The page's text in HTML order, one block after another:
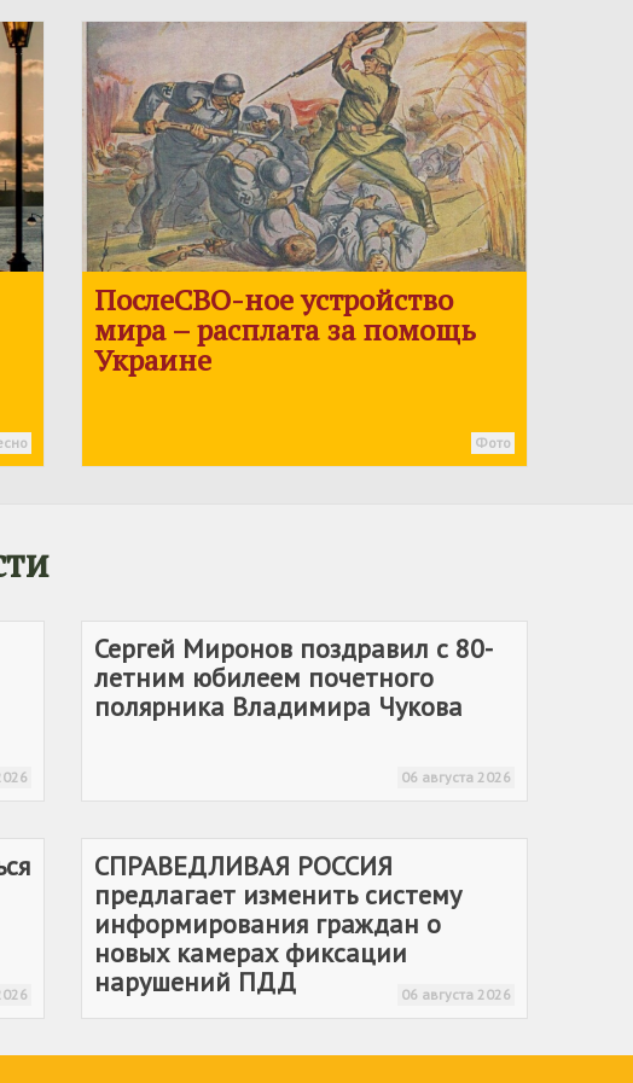
ПослеСВО-ное устройство
мира – расплата за помощь
Украине
Фото
Сергей Миронов поздравил с 80-
летним юбилеем почетного
полярника Владимира Чукова
06 августа 2026
СПРАВЕДЛИВАЯ РОССИЯ
предлагает изменить систему
информирования граждан о
новых камерах фиксации
нарушений ПДД
06 августа 2026